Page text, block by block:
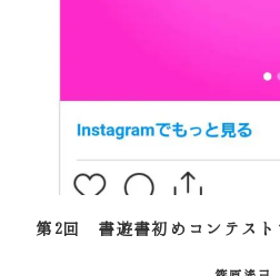
第2回 書遊書初めコンテスト